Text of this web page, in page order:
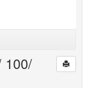
100/